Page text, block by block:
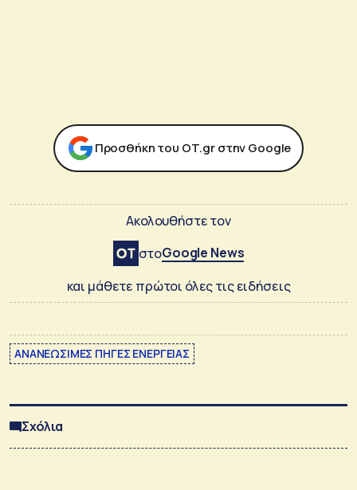
Προσθήκη του ΟΤ.gr στην Google
Ακολουθήστε τον
στοGoogle News
και μάθετε πρώτοι όλες τις ειδήσεις
ΑΝΑΝΕΩΣΙΜΕΣ ΠΗΓΕΣ ΕΝΕΡΓΕΙΑΣ
Σχόλια